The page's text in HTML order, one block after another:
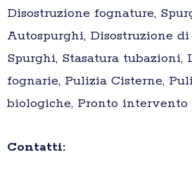
Disostruzione fognature,
Autospurghi, Disostruzione
Spurghi, Stasatura tubazioni,
fognarie, Pulizia Cisterne,
biologiche, Pronto intervento
Contatti: